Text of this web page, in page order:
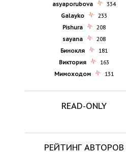
asyaporubova
334
Galayko
233
Pishura
208
sayana
208
Бинокля
181
Виктория
163
Мимоходом
131
READ-ONLY
РЕЙТИНГ АВТОРОВ